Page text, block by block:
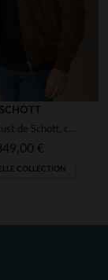
SCHOTT
LC300 Rust de Schott, cuir de chèvre velouté. Style chic et sobre.
€
COLLECTION